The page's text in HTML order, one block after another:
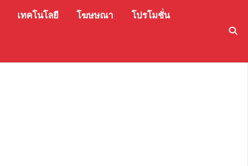
เทคโนโลยี โฆษษณา โปรโมชั่น